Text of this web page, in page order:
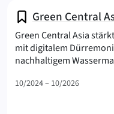
Green Central
Green Central Asia
mit digitalem
nachhaltigem
10/2024 – 10/2026